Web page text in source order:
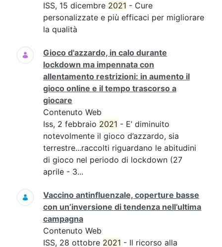
ISS, 15 dicembre 2021 - Cure
personalizzate e più efficaci per migliorare
la qualità
Gioco d'azzardo, in calo durante
lockdown ma impennata con
allentamento restrizioni: in aumento il
gioco online e il tempo trascorso a
giocare
Contenuto Web
Iss, 2 febbraio 2021 - E’ diminuito
notevolmente il gioco d’azzardo, sia
terrestre...raccolti riguardano le abitudini
di gioco nel periodo di lockdown (27
aprile - 3...
Vaccino antinfluenzale, coperture basse
con un’inversione di tendenza nell’ultima
campagna
Contenuto Web
ISS, 28 ottobre 2021 - Il ricorso alla